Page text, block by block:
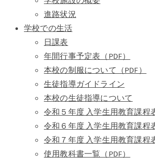
進路状況
学校での生活
日課表
年間行事予定表（PDF）
本校の制服について（PDF）
生徒指導ガイドライン
本校の生徒指導について
令和５年度 入学生用教育課程
令和６年度 入学生用教育課程
令和７年度 入学生用教育課程
使用教科書一覧（PDF）